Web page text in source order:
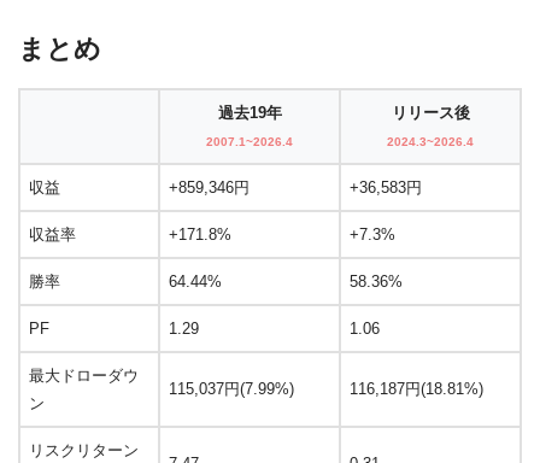
まとめ
過去19年
2007.1~2026.4
リリース後
2024.3~2026.4
収益 +859,346円 +36,583円
収益率 +171.8% +7.3%
勝率 64.44% 58.36%
PF 1.29 1.06
最大ドローダウ
ン
115,037円(7.99%) 116,187円(18.81%)
リスクリターン